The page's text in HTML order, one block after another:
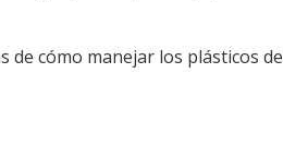
de cómo manejar los plásticos de